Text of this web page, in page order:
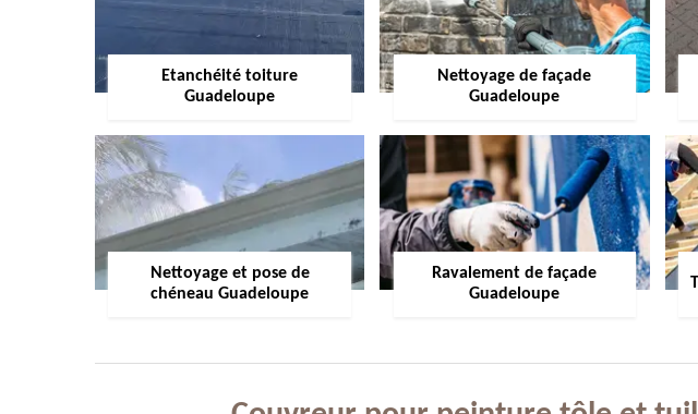
Etanchéité toiture
Guadeloupe
Nettoyage de façade
Guadeloupe
Nettoyage et pose de
chéneau Guadeloupe
Ravalement de façade
Guadeloupe